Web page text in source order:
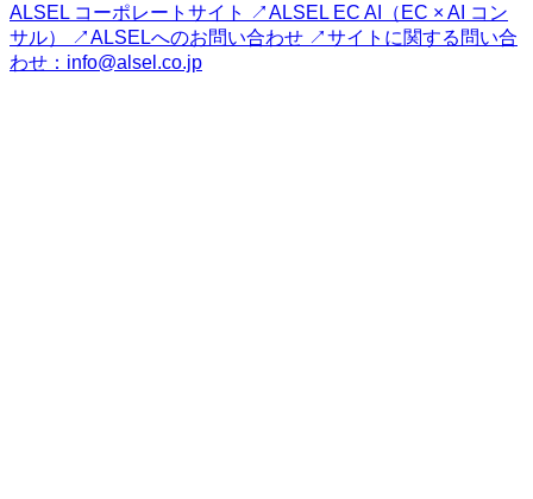
ALSEL コーポレートサイト ↗ALSEL EC AI（EC × AI コン
サル） ↗ALSELへのお問い合わせ ↗サイトに関する問い合
わせ：info@alsel.co.jp